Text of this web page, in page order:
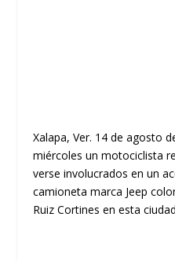
Xalapa, Ver. 14 de agosto
miércoles un motociclista
verse involucrados en un
camioneta marca Jeep
Ruiz Cortines en esta